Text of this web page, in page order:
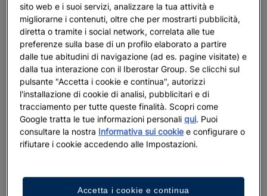
sito web e i suoi servizi, analizzare la tua attività e
migliorarne i contenuti, oltre che per mostrarti pubblicità,
diretta o tramite i social network, correlata alle tue
preferenze sulla base di un profilo elaborato a partire
dalle tue abitudini di navigazione (ad es. pagine visitate) e
dalla tua interazione con il Iberostar Group. Se clicchi sul
pulsante "Accetta i cookie e continua", autorizzi
l'installazione di cookie di analisi, pubblicitari e di
tracciamento per tutte queste finalità. Scopri come
Google tratta le tue informazioni personaliqui. Puoi
consultare la nostra Informativa sui cookie e configurare o
rifiutare i cookie accedendo alle Impostazioni.
Accetta i cookie e continua